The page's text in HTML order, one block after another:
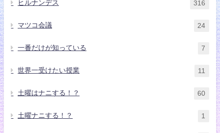
ヒルナンデス 316
マツコ会議 24
一番だけが知っている 7
世界一受けたい授業 11
土曜はナニする！？ 60
土曜ナニする！？ 1